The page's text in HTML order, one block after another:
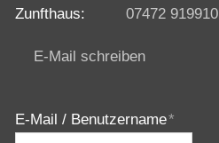
Zunfthaus:
07472 919910
E-Mail schreiben
E-Mail / Benutzername*